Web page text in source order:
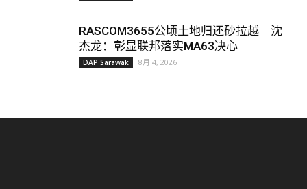
RASCOM3655公顷土地归还砂拉越 沈
杰龙：彰显联邦落实MA63决心
DAP Sarawak 8月 4, 2026